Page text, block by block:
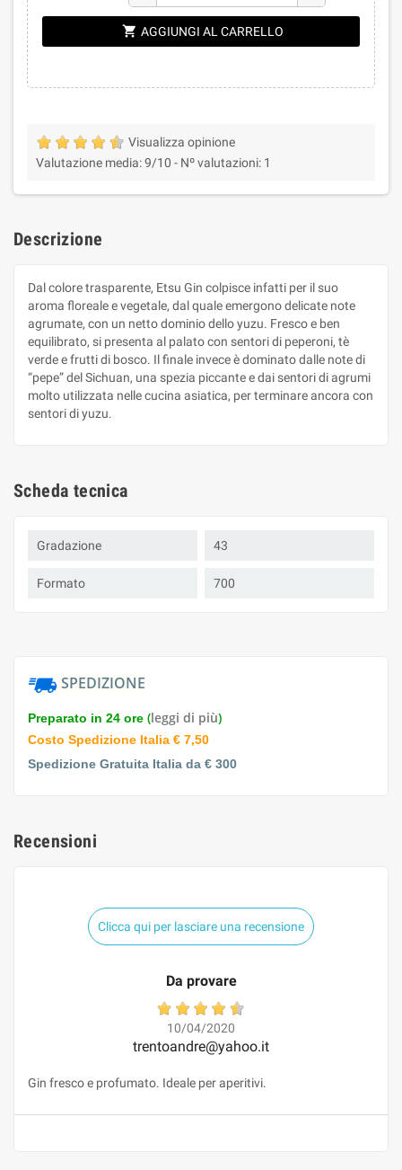
shopping_cart AGGIUNGI AL CARRELLO
Visualizza opinione
Valutazione media:9/10 - Nº valutazioni: 1
Descrizione
Dal colore trasparente, Etsu Gin colpisce infatti per il suo
aroma floreale e vegetale, dal quale emergono delicate note
agrumate, con un netto dominio dello yuzu. Fresco e ben
equilibrato, si presenta al palato con sentori di peperoni, tè
verde e frutti di bosco. Il finale invece è dominato dalle note di
“pepe” del Sichuan, una spezia piccante e dai sentori di agrumi
molto utilizzata nelle cucina asiatica, per terminare ancora con
sentori di yuzu.
Scheda tecnica
Gradazione 43
Formato 700
SPEDIZIONE
Preparato in 24 ore (leggi di più)
Costo Spedizione Italia € 7,50
Spedizione Gratuita Italia da € 300
Recensioni
Clicca qui per lasciare una recensione
Da provare
10/04/2020
trentoandre@yahoo.it
Gin fresco e profumato. Ideale per aperitivi.